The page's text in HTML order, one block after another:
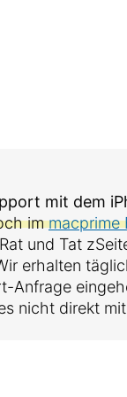
mit dem
immacprime
und Tat
erhalten
Anfrage
nicht direkt